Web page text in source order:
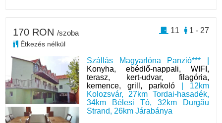
Szállás Magyarlóna Panzió*** |
Konyha, ebédlő-nappali, WIFI,
terasz, kert-udvar, filagória,
kemence, grill, parkoló | 12km
Kolozsvár, 27km Tordai-hasadék,
34km Bélesi Tó, 32km Durgău
Strand, 26km Járabánya
170 RON /szoba
Étkezés nélkül
1 - 27
11